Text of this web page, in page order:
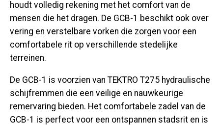
houdt volledig rekening met het comfort van de
mensen die het dragen. De GCB-1 beschikt ook over
vering en verstelbare vorken die zorgen voor een
comfortabele rit op verschillende stedelijke
terreinen.
De GCB-1 is voorzien van TEKTRO T275 hydraulische
schijfremmen die een veilige en nauwkeurige
remervaring bieden. Het comfortabele zadel van de
GCB-1 is perfect voor een ontspannen stadsrit en is